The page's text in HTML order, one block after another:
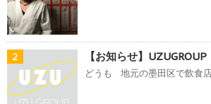
2 【お知らせ】
どうも 地元の墨田区で飲食